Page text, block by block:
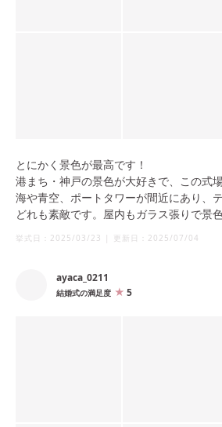
とにかく景色が最高です！
港まち・神戸の景色が大好きで、この式
海や青空、ポートタワーが間近にあり、
どれも素敵です。屋内もガラス張りで景
は、カーテンでしっかりと暗くできるた
また、1日1組の貸切という点も、やはり
挙式日： 2025/03/23 | 更新日： 2025/07/04
ayaca_0211
結婚式の満足度 5